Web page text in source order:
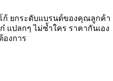
ก้ ยกระดับแบรนด์ของคุณลูกค้า
แปลกๆ ไม่ซ้ำใคร ราคากันเอง
องการ